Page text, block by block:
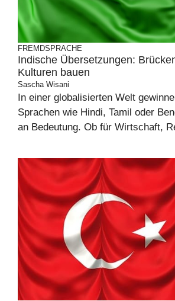
FREMDSPRACHE
Indische Übersetzungen:
Kulturen bauen
Sascha Wisani
In einer globalisierten Welt
Sprachen wie Hindi, Tamil oder
an Bedeutung. Ob für Wirtschaft,